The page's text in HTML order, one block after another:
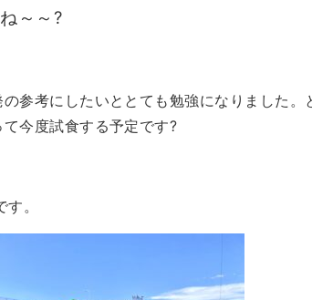
～～?
参考にしたいととても勉強になりました。
今度試食する予定です?
。